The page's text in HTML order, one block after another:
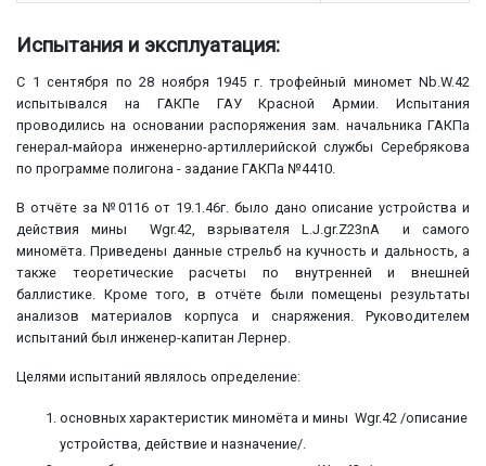
Испытания и эксплуатация:
С 1 сентября по 28 ноября 1945 г. трофейный миномет Nb.W.42
испытывался на ГАКПе ГАУ Красной Армии. Испытания
проводились на основании распоряжения зам. начальника ГАКПа
генерал-майора инженерно-артиллерийской службы Серебрякова
по программе полигона - задание ГАКПа №4410.
В отчёте за №0116 от 19.1.46г. было дано описание устройства и
действия мины Wgr.42, взрывателя L.J.gr.Z23nA и самого
миномёта. Приведены данные стрельб на кучность и дальность, а
также теоретические расчеты по внутренней и внешней
баллистике. Кроме того, в отчёте были помещены результаты
анализов материалов корпуса и снаряжения. Руководителем
испытаний был инженер-капитан Лернер.
Целями испытаний являлось определение:
основных характеристик миномёта и мины Wgr.42 /описание
устройства, действие и назначение/.